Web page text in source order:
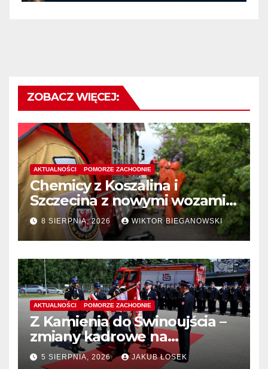
ZOBACZ WIĘCEJ:
AKTUALNOŚCI POMORZE ZACHODNIE
Chemicy z Koszalina i
Szczecina z nowymi wozami –
wyłoniono wykonawcę
8 SIERPNIA, 2026 WIKTOR BIEGANOWSKI
AKTUALNOŚCI POMORZE ZACHODNIE
Z Kamienia do Świnoujścia –
zmiany kadrowe na
stanowiskach komendantów
5 SIERPNIA, 2026 JAKUB ŁOSEK